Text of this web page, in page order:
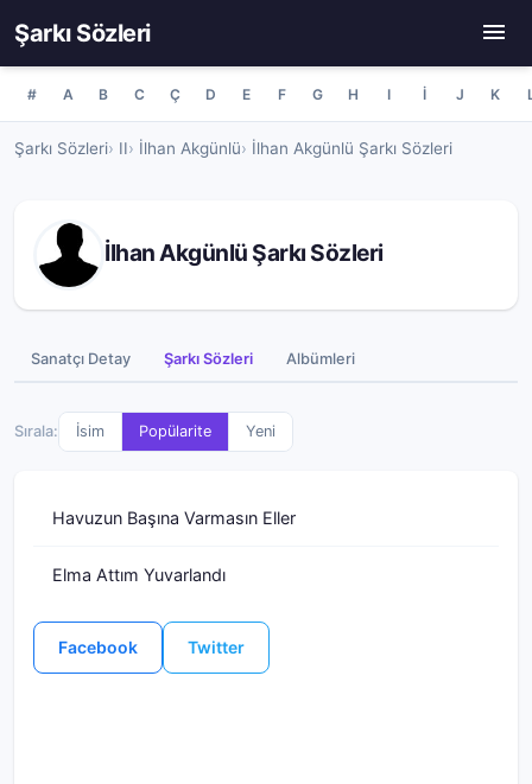
Şarkı Sözleri
# A B C Ç D E F G H I İ J K
Şarkı Sözleri II İlhan Akgünlü İlhan Akgünlü Şarkı Sözleri
İlhan Akgünlü Şarkı Sözleri
Sanatçı Detay Şarkı Sözleri Albümleri
Sırala: İsim Popülarite Yeni
Havuzun Başına Varmasın Eller
Elma Attım Yuvarlandı
Facebook Twitter